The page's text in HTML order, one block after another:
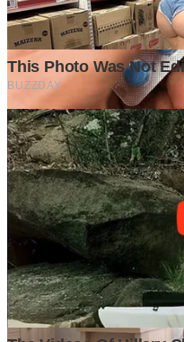
Mengapa MR.DIY
Ini Strategi Bisnis yang